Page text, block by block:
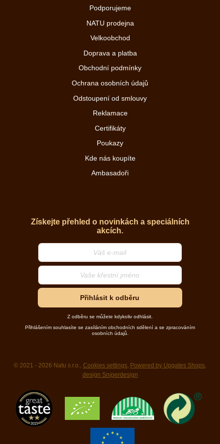
Podporujeme
NATU prodejna
Velkoobchod
Doprava a platba
Obchodní podmínky
Ochrana osobních údajů
Odstoupení od smlouvy
Reklamace
Certifikáty
Poukazy
Kde nás koupíte
Ambasadoři
Získejte přehled o novinkách a speciálních
akcích.
Přihlásit k odběru
Z odběru se můžete kdykoliv odhlásit.
Přihlášením souhlasíte se zasíláním obchodních sdělení a se zpracováním
osobních údajů.
© 2021 - 2026 Natu s.r.o., Cookies settings, Powered by Upgates Shops,
design Sniperdesign